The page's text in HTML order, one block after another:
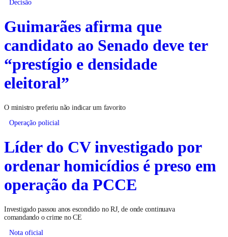
Decisão
Guimarães afirma que
candidato ao Senado deve ter
“prestígio e densidade
eleitoral”
O ministro preferiu não indicar um favorito
Operação policial
Líder do CV investigado por
ordenar homicídios é preso em
operação da PCCE
Investigado passou anos escondido no RJ, de onde continuava
comandando o crime no CE
Nota oficial